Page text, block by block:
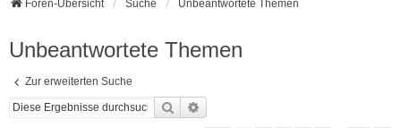
Foren-Übersicht Suche Unbeantwortete Themen
Unbeantwortete Themen
Zur erweiterten Suche
Suche